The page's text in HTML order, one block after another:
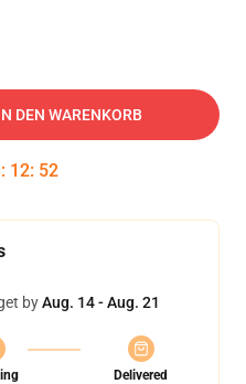
DEN WARENKORB
: 12: 51
byAug. 14 - Aug. 21
Delivered